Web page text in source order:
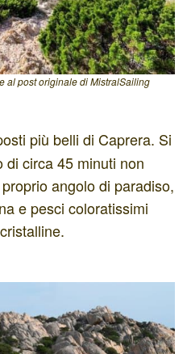
al post originale di MistralSailing
più belli di Caprera. Si
circa 45 minuti non
angolo di paradiso,
e pesci coloratissimi